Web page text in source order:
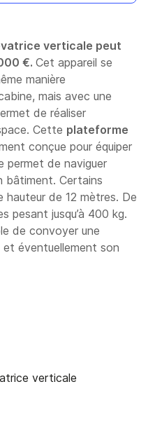
verticale peut
€. Cet appareil se
manière
mais avec une
de réaliser
Cette plateforme
conçue pour équiper
permet de naviguer
bâtiment. Certains
hauteur de 12 mètres. De
pesant jusqu’à 400 kg.
de convoyer une
et éventuellement son